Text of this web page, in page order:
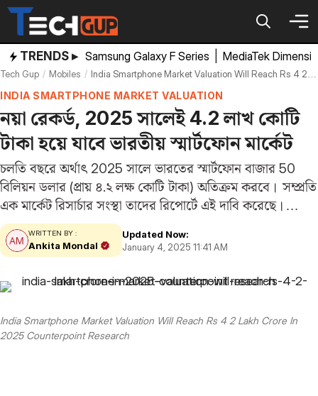
Skip
content
TRENDS ▸ Samsung Galaxy F Series MediaTek
Tech Gup Mobiles India Smartphone Market Valuation Will Reach Rs 4 2 Lakh Crore In 2025 Counterpoint Research
INDIA SMARTPHONE MARKET VALUATION
নয়া রেকর্ড, 2025 সালেই 4.2 লাখ কোটি
টাকা হয়ে যাবে ভারতীয় স্মার্টফোন মার্কেট
চলতি বছরে অর্থাৎ 2025 সালে ভারতের স্মার্টফোন বাজার 50
বিলিয়ন ডলার (প্রায় ৪.২ লক্ষ কোটি টাকা) অতিক্রম করবে। সম্প্রতি
এক মার্কেট রিসার্চার সংস্থা তাদের রিপোর্টে এই দাবি করেছে।
স্মার্টফোন ব্র্যান্ডগুলির ভারতের প্রতি আগ্রহ এবং ক্রেতাদের হাই-
স্পেসিফিকেশনের প্রিমিয়াম ডিভাইস কেনার প্রতি…
WRITTEN BY :
Ankita Mondal
Updated Now:
January 4, 2025 11:41 AM
India Smartphone Market Valuation Will Reach Rs 4 2 Lakh Crore In
2025 Counterpoint Research